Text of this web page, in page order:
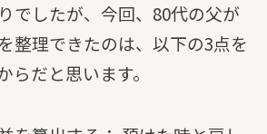
でしたが、今回、80代の父が
整理できたのは、以下の3点を
らだと思います。